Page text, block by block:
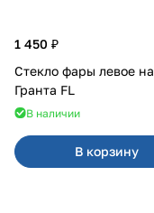
1 450 ₽
Стекло фары левое на
Гранта FL
В наличии
В корзину